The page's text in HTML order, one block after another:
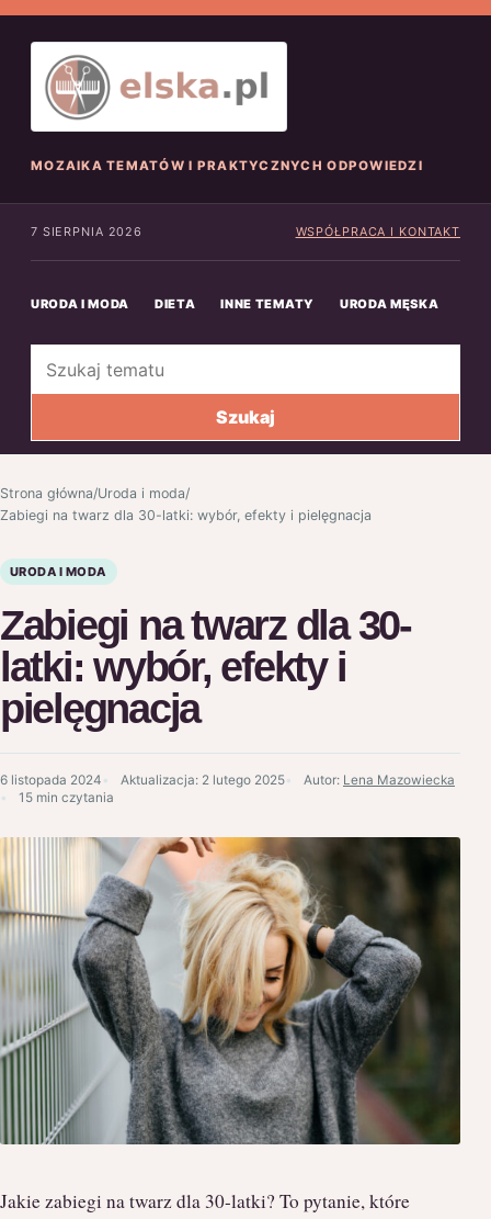
MOZAIKA TEMATÓW I PRAKTYCZNYCH ODPOWIEDZI
7 SIERPNIA 2026 WSPÓŁPRACA I KONTAKT
URODA I MODA DIETA INNE TEMATY URODA MĘSKA
Szukaj
Szukaj
Strona główna/Uroda i moda/
Zabiegi na twarz dla 30-latki: wybór, efekty i pielęgnacja
URODA I MODA
Zabiegi na twarz dla 30-
latki: wybór, efekty i
pielęgnacja
6 listopada 2024 Aktualizacja: 2 lutego 2025 Autor: Lena Mazowiecka
15 min czytania
Jakie zabiegi na twarz dla 30-latki? To pytanie, które